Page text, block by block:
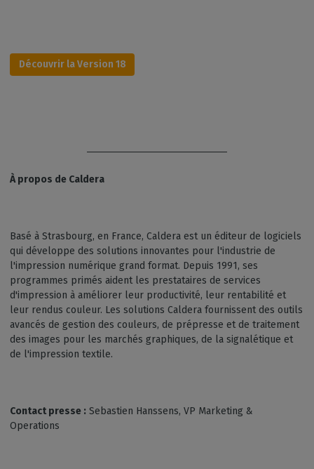
Découvrir la Version 18
À propos de Caldera
Basé à Strasbourg, en France, Caldera est un éditeur de logiciels
qui développe des solutions innovantes pour l'industrie de
l'impression numérique grand format. Depuis 1991, ses
programmes primés aident les prestataires de services
d'impression à améliorer leur productivité, leur rentabilité et
leur rendus couleur. Les solutions Caldera fournissent des outils
avancés de gestion des couleurs, de prépresse et de traitement
des images pour les marchés graphiques, de la signalétique et
de l'impression textile.
Contact presse : Sebastien Hanssens, VP Marketing &
Operations